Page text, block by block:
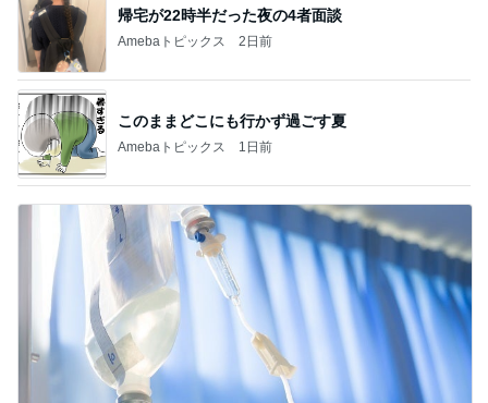
帰宅が22時半だった夜の4者面談
Amebaトピックス 2日前
このままどこにも行かず過ごす夏
Amebaトピックス 1日前